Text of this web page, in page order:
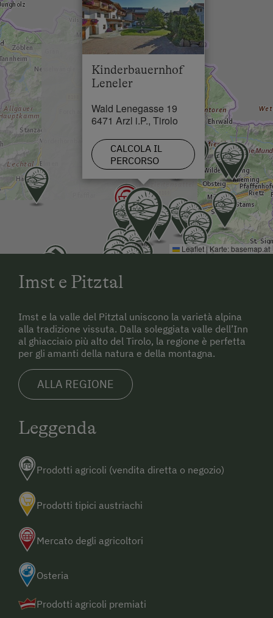
Lago / stagno in 8.5 km
Skilift in 2 km
Pista da sci di fondo in 2 km
Kinderbauernhof
Leneler
Wald Lenegasse 19
6471 Arzl i.P., Tirolo
CALCOLA IL
PERCORSO
Leaflet | Karte:basemap.at
Imst e Pitztal
Imst e la valle del Pitztal uniscono la varietà alpina
alla tradizione vissuta. Dalla soleggiata valle dell’Inn
al ghiacciaio più alto del Tirolo, la regione è perfetta
per gli amanti della natura e della montagna.
ALLA REGIONE
Leggenda
Prodotti agricoli (vendita diretta o negozio)
Prodotti tipici austriachi
Mercato degli agricoltori
Osteria
Prodotti agricoli premiati